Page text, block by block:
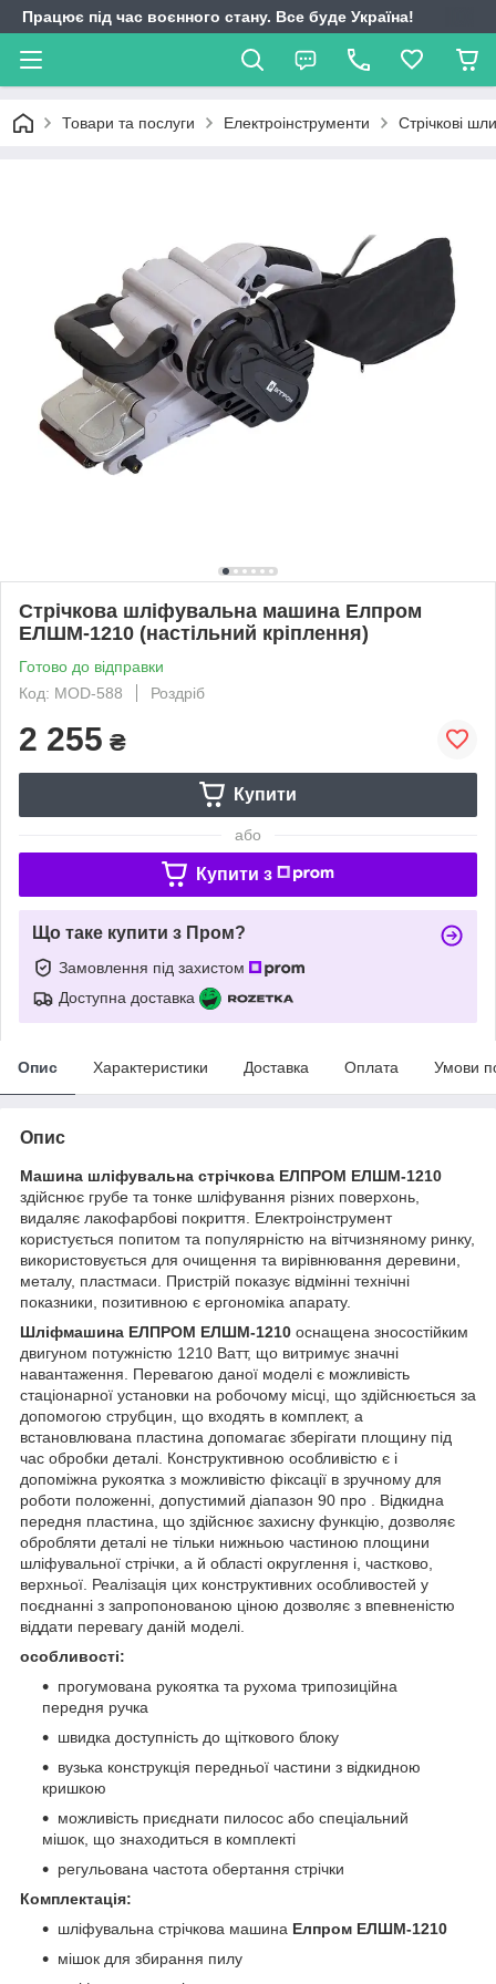
Працює під час воєнного стану. Все буде Україна!
Товари та послуги Електроінструменти Стрічкові
Стрічкова шліфувальна машина Елпром
ЕЛШМ-1210 (настільний кріплення)
Готово до відправки
Код: MOD-588
Роздріб
2 255 ₴
Купити
або
Купити з
Що таке купити з Пром?
Замовлення під захистом
Доступна доставка
Опис Характеристики Доставка Оплата Умови
Опис
Машина шліфувальна стрічкова ЕЛПРОМ ЕЛШМ-1210
здійснює грубе та тонке шліфування різних поверхонь,
видаляє лакофарбові покриття. Електроінструмент
користується попитом та популярністю на вітчизняному ринку,
використовується для очищення та вирівнювання деревини,
металу, пластмаси. Пристрій показує відмінні технічні
показники, позитивною є ергономіка апарату.
Шліфмашина ЕЛПРОМ ЕЛШМ-1210 оснащена зносостійким
двигуном потужністю 1210 Ватт, що витримує значні
навантаження. Перевагою даної моделі є можливість
стаціонарної установки на робочому місці, що здійснюється за
допомогою струбцин, що входять в комплект, а
встановлювана пластина допомагає зберігати площину під
час обробки деталі. Конструктивною особливістю є і
допоміжна рукоятка з можливістю фіксації в зручному для
роботи положенні, допустимий діапазон 90 про . Відкидна
передня пластина, що здійснює захисну функцію, дозволяє
обробляти деталі не тільки нижньою частиною площини
шліфувальної стрічки, а й області округлення і, частково,
верхньої. Реалізація цих конструктивних особливостей у
поєднанні з запропонованою ціною дозволяє з впевненістю
віддати перевагу даній моделі.
особливості:
прогумована рукоятка та рухома трипозиційна
передня ручка
швидка доступність до щіткового блоку
вузька конструкція передньої частини з відкидною
кришкою
можливість приєднати пилосос або спеціальний
мішок, що знаходиться в комплекті
регульована частота обертання стрічки
Комплектація:
шліфувальна стрічкова машина Елпром ЕЛШМ-1210
мішок для збирання пилу